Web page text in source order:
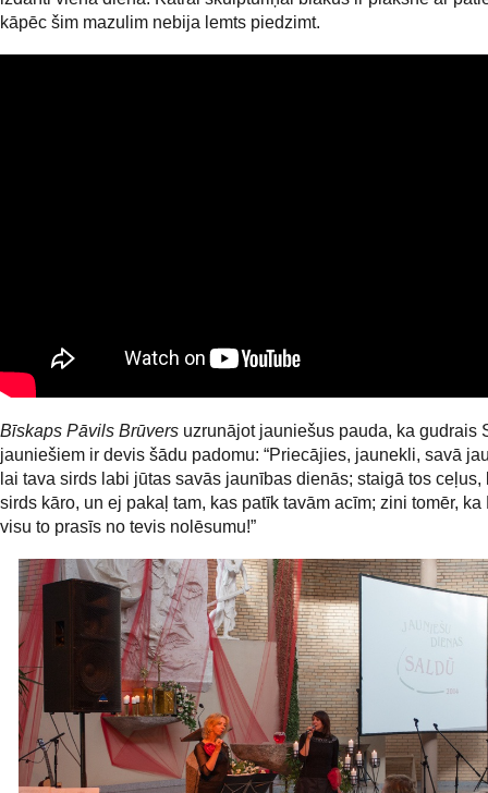
kāpēc šim mazulim nebija lemts piedzimt.
Bīskaps Pāvils Brūvers uzrunājot jauniešus pauda, ka gudrais
jauniešiem ir devis šādu padomu: “Priecājies, jaunekli, savā
lai tava sirds labi jūtas savās jaunības dienās; staigā tos ceļus,
sirds kāro, un ej pakaļ tam, kas patīk tavām acīm; zini tomēr, ka
visu to prasīs no tevis nolēsumu!”